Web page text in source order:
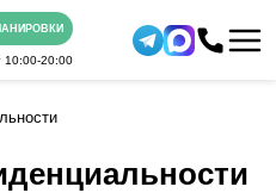
10:00-20:00